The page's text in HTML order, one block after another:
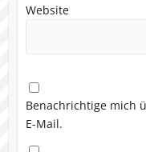
Website
Benachrichtige mich
E-Mail.